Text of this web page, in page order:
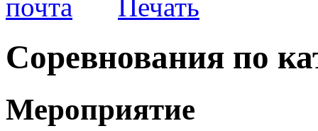
Соревнования по
Мероприятие